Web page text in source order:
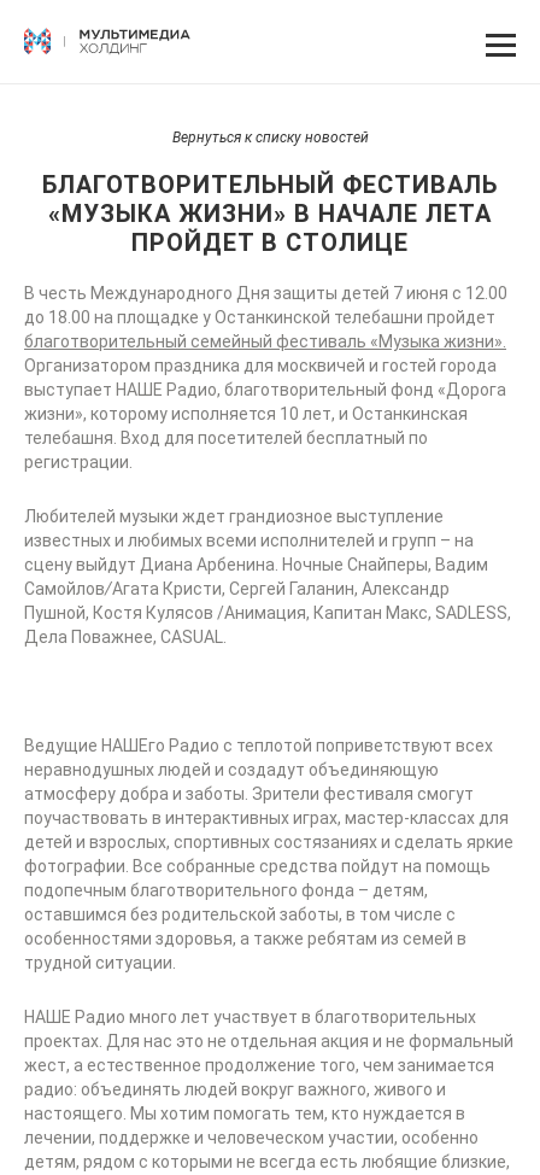
Вернуться к списку новостей
БЛАГОТВОРИТЕЛЬНЫЙ ФЕСТИВАЛЬ
«МУЗЫКА ЖИЗНИ» В НАЧАЛЕ ЛЕТА
ПРОЙДЕТ В СТОЛИЦЕ
В честь Международного Дня защиты детей 7 июня с 12.00
до 18.00 на площадке у Останкинской телебашни пройдет
благотворительный семейный фестиваль «Музыка жизни».
Организатором праздника для москвичей и гостей города
выступает НАШЕ Радио, благотворительный фонд «Дорога
жизни», которому исполняется 10 лет, и Останкинская
телебашня. Вход для посетителей бесплатный по
регистрации.
Любителей музыки ждет грандиозное выступление
известных и любимых всеми исполнителей и групп – на
сцену выйдут Диана Арбенина. Ночные Снайперы, Вадим
Самойлов/Агата Кристи, Сергей Галанин, Александр
Пушной, Костя Кулясов /Анимация, Капитан Макс, SADLESS,
Дела Поважнее, CASUAL.
Ведущие НАШЕго Радио с теплотой поприветствуют всех
неравнодушных людей и создадут объединяющую
атмосферу добра и заботы. Зрители фестиваля смогут
поучаствовать в интерактивных играх, мастер-классах для
детей и взрослых, спортивных состязаниях и сделать яркие
фотографии. Все собранные средства пойдут на помощь
подопечным благотворительного фонда – детям,
оставшимся без родительской заботы, в том числе с
особенностями здоровья, а также ребятам из семей в
трудной ситуации.
НАШЕ Радио много лет участвует в благотворительных
проектах. Для нас это не отдельная акция и не формальный
жест, а естественное продолжение того, чем занимается
радио: объединять людей вокруг важного, живого и
настоящего. Мы хотим помогать тем, кто нуждается в
лечении, поддержке и человеческом участии, особенно
детям, рядом с которыми не всегда есть любящие близкие,